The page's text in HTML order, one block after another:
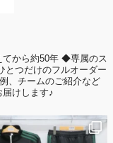
から約50年 ◆専属のス
とつだけのフルオーダー
、チームのご紹介など
けします♪